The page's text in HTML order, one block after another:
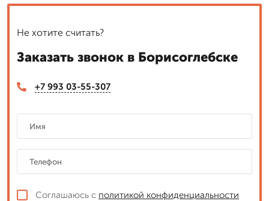
Не хотите считать?
Заказать звонок в Борисоглебске
+7 993 03-55-307
Соглашаюсь с политикой конфиденциальности